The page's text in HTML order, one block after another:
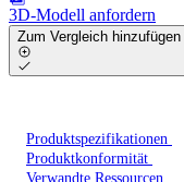
3D-Modell anfordern
Zum Vergleich hinzufügen
Produktspezifikationen
Produktkonformität
Verwandte Ressourcen